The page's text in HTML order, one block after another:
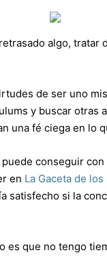
algo,
de ser uno
y buscar otras
una fé ciega en lo
conseguir
en La Gaceta de
satisfecho si la
es que no tengo